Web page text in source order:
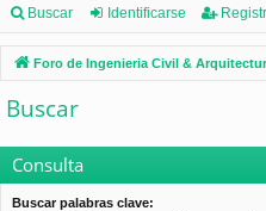
nl
ac
es
rá
pi
d
Buscar Identificarse
Foro de Ingenieria Civil &
Buscar
Consulta
Buscar palabras clave: